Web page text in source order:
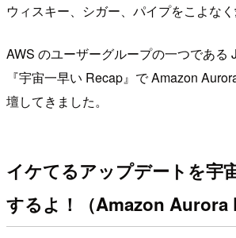
ウィスキー、シガー、パイプをこよなく
AWS のユーザーグループの一つである
『宇宙一早い Recap』で Amazon
壇してきました。
イケてるアップデートを宇
するよ！（Amazon Aurora